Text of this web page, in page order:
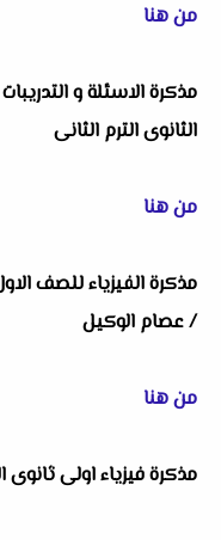
من هنا
مذكرة الاسئلة و
الثانوى الترم الثانى
من هنا
مذكرة الفيزياء للصف
/ عصام الوكيل
من هنا
مذكرة فيزياء اولى ثانوى